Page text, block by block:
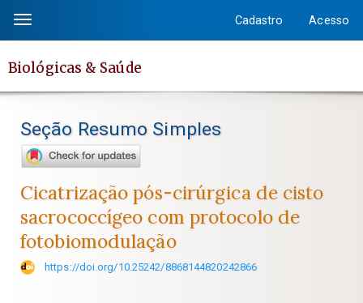
conteúdo
página
Navegação
Conteúdo
principal
Barra
Lateral
Toggle
navigation
Cadastro Acesso
Biológicas & Saúde
Seção Resumo Simples
Cicatrização pós-cirúrgica de cisto
sacrococcígeo com protocolo de
fotobiomodulação
https://doi.org/10.25242/8868144820242866